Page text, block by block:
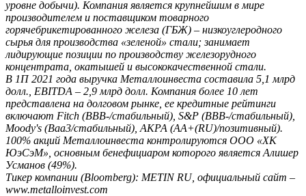
уровне добычи). Компания является крупнейшим в мире
производителем и поставщиком товарного
горячебрикетированного железа (ГБЖ) – низкоуглеродного
сырья для производства «зеленой» стали; занимает
лидирующие позиции по производству железорудного
концентрата, окатышей и высококачественной стали.
В 1П 2021 года выручка Металлоинвеста составила 5,1 млрд
долл., EBITDA – 2,9 млрд долл. Компания более 10 лет
представлена на долговом рынке, ее кредитные рейтинги
включают Fitch (BBB-/стабильный), S&P (BBB-/стабильный),
Moody's (Baa3/стабильный), АКРА (AA+(RU)/позитивный).
100% акций Металлоинвеста контролируются ООО «ХК
ЮэСэМ», основным бенефициаром которого является Алишер
Усманов (49%).
Тикер компании (Bloomberg): METIN RU, официальный сайт –
www.metalloinvest.com